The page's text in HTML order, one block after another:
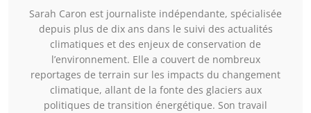
Sarah Caron est journaliste indépendante, spécialisée
depuis plus de dix ans dans le suivi des actualités
climatiques et des enjeux de conservation de
l’environnement. Elle a couvert de nombreux
reportages de terrain sur les impacts du changement
climatique, allant de la fonte des glaciers aux
politiques de transition énergétique. Son travail